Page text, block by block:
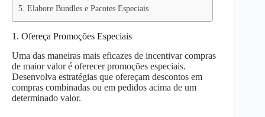
5. Elabore Bundles e Pacotes Especiais
1. Ofereça Promoções Especiais
Uma das maneiras mais eficazes de incentivar compras
de maior valor é oferecer promoções especiais.
Desenvolva estratégias que ofereçam descontos em
compras combinadas ou em pedidos acima de um
determinado valor.